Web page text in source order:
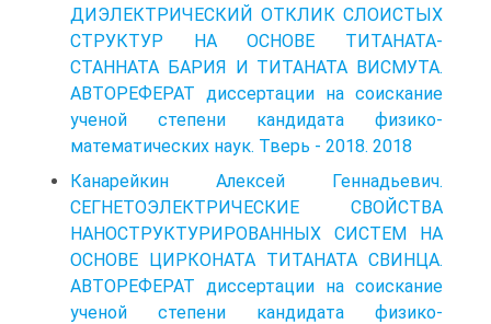
ДИЭЛЕКТРИЧЕСКИЙ ОТКЛИК СЛОИСТЫХ
СТРУКТУР НА ОСНОВЕ ТИТАНАТА-
СТАННАТА БАРИЯ И ТИТАНАТА ВИСМУТА.
АВТОРЕФЕРАТ диссертации на соискание
ученой степени кандидата физико-
математических наук. Тверь - 2018. 2018
Канарейкин Алексей Геннадьевич.
СЕГНЕТОЭЛЕКТРИЧЕСКИЕ СВОЙСТВА
НАНОСТРУКТУРИРОВАННЫХ СИСТЕМ НА
ОСНОВЕ ЦИРКОНАТА ТИТАНАТА СВИНЦА.
АВТОРЕФЕРАТ диссертации на соискание
ученой степени кандидата физико-